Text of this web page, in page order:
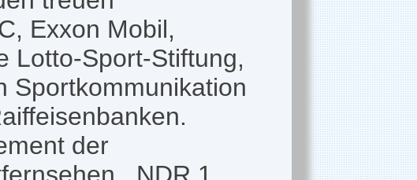
Exxon Mobil,
Lotto-Sport-Stiftung,
Sportkommunikation
der